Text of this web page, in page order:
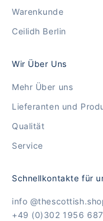
Warenkunde
Ceilidh Berlin
Wir Über Uns
Mehr Über uns
Lieferanten und
Qualität
Service
Schnellkontakte für
info
+49 (0)302 1956 687